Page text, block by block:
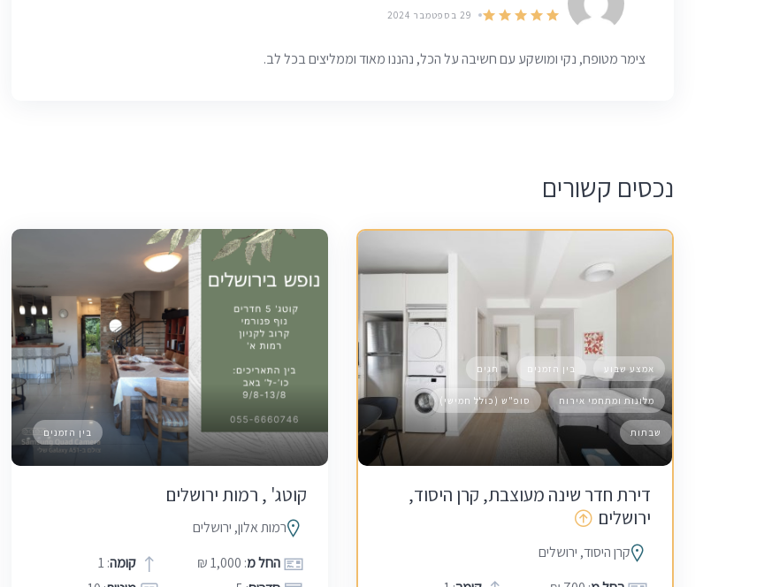
29 בספטמבר 2024
צימר מטופח, נקי ומושקע עם חשיבה על הכל, נהננו מאוד וממליצים בכל לב.
נכסים קשורים
אמצע שבוע בין הזמנים חגים
מלונות ומתחמי אירוח סופ"ש (כולל חמישי)
שבתות
דירת חדר שינה מעוצבת, קרן היסוד,
ירושלים
קרן היסוד, ירושלים
בין הזמנים
קוטג' , רמות ירושלים
רמות אלון, ירושלים
החל מ: 1,000 ₪ קומה: 1